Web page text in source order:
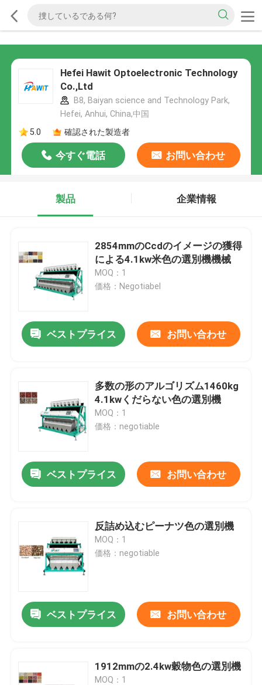
Hefei Hawit Optoelectronic Technology
Co.,Ltd
B8, Baiyan science and Technology Park,
Hefei, Anhui, China,中国
5.0
確認された製造者
今すぐ電話 お問い合わせ
製品 企業情報
2854mmのCcdのイメージの獲得
による4.1kw米色の選別機機械
MOQ：1
価格：Negotiabel
ベストプライス お問い合わせ
多数の形のアルゴリズム1460kg
4.1kwくだらない色の選別機
MOQ：1
価格：negotiable
ベストプライス お問い合わせ
反詰め込むピーナツ色の選別機
MOQ：1
価格：negotiable
ベストプライス お問い合わせ
1912mmの2.4kw穀物色の選別機
MOQ：1